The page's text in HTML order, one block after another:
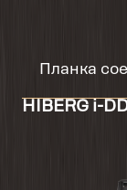
Планка
HIBERG i-